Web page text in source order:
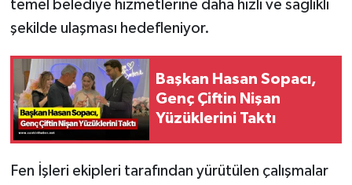
temel belediye hizmetlerine daha hızlı ve sağlıklı
şekilde ulaşması hedefleniyor.
Başkan Hasan Sopacı,
Genç Çiftin Nişan
Yüzüklerini Taktı
Fen İşleri ekipleri tarafından yürütülen çalışmalar